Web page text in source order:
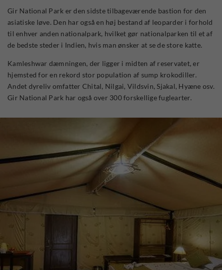
Gir National Park er den sidste tilbageværende bastion for den
asiatiske løve. Den har også en høj bestand af leoparder i forhold
til enhver anden nationalpark, hvilket gør nationalparken til et af
de bedste steder i Indien, hvis man ønsker at se de store katte.
Kamleshwar dæmningen, der ligger i midten af reservatet, er
hjemsted for en rekord stor population af sump krokodiller.
Andet dyreliv omfatter Chital, Nilgai, Vildsvin, Sjakal, Hyæne osv.
Gir National Park har også over 300 forskellige fuglearter.